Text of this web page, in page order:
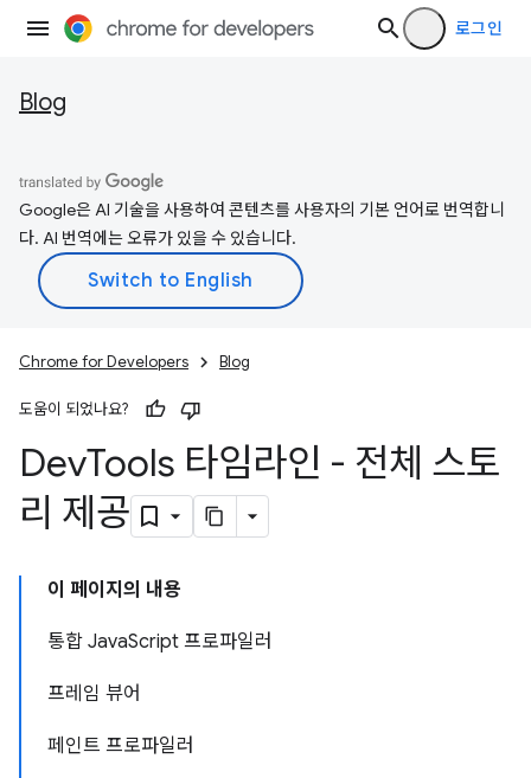
로그인
Blog
Google은 AI 기술을 사용하여 콘텐츠를 사용자의 기본 언어로 번역합니
다. AI 번역에는 오류가 있을 수 있습니다.
Chrome for Developers Blog
도움이 되었나요?
DevTools 타임라인 - 전체 스토
리 제공
이 페이지의 내용
통합 JavaScript 프로파일러
프레임 뷰어
페인트 프로파일러